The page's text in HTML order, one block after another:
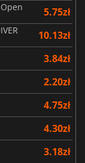
5.75zł
10.13zł
3.84zł
2.20zł
4.75zł
4.30zł
3.18zł